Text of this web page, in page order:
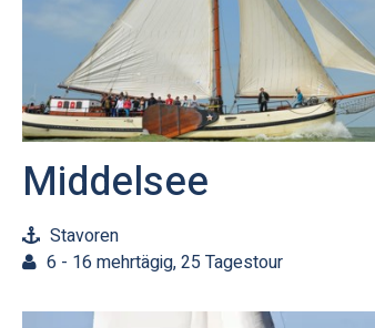
Middelsee
Stavoren
6 - 16 mehrtägig, 25 Tagestour